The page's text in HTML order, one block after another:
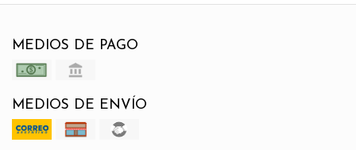
MEDIOS DE PAGO
MEDIOS DE ENVÍO